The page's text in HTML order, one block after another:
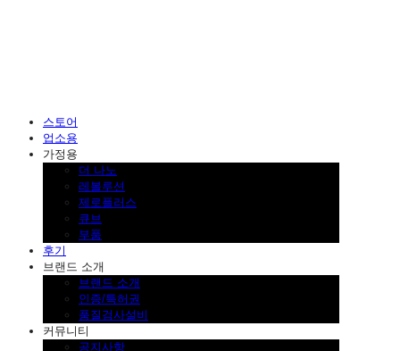
스토어
업소용
가정용
더 나노
레볼루션
제로플러스
큐브
부품
후기
브랜드 소개
브랜드 소개
인증/특허권
품질검사설비
커뮤니티
공지사항